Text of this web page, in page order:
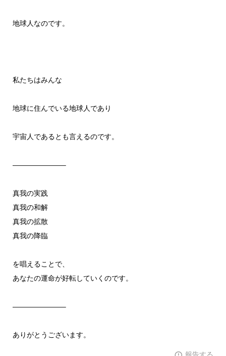
地球人なのです。
私たちはみんな
地球に住んでいる地球人であり
宇宙人であるとも言えるのです。
———————–
真我の実践
真我の和解
真我の拡散
真我の降臨
を唱えることで、
あなたの運命が好転していくのです。
———————–
ありがとうございます。